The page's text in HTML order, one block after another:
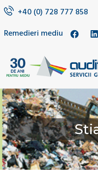
+40 (0) 728 777 858
Remedieri mediu